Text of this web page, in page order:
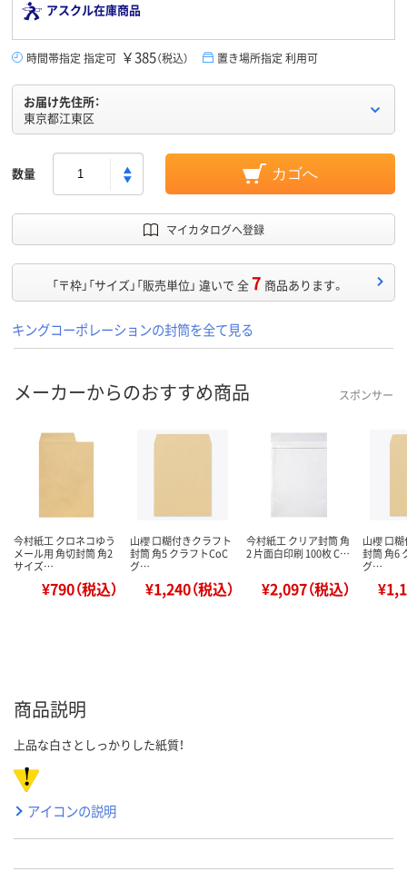
アスクル在庫商品
時間帯指定 指定可 ￥385（税込） 置き場所指定 利用可
お届け先住所：
東京都江東区
数量 カゴへ
マイカタログへ登録
「〒枠」「サイズ」「販売単位」 違いで 全7 商品あります。
キングコーポレーションの封筒を全て見る
メーカーからのおすすめ商品 スポンサー
今村紙工 クロネコゆう
メール用 角切封筒 角2
サイズ…
¥790（税込）
山櫻 口糊付きクラフト
封筒 角5 クラフトCoC
グ…
¥1,240（税込）
今村紙工 クリア封筒 角
2 片面白印刷 100枚 C…
¥2,097（税込）
山櫻 口
封筒 角6
グ…
商品説明
上品な白さとしっかりした紙質！
アイコンの説明